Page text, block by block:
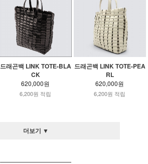
드래곤백 LINK TOTE-BLA
CK
620,000원
6,200원 적립
드래곤백 LINK TOTE-PEA
RL
620,000원
6,200원 적립
더보기 ▼